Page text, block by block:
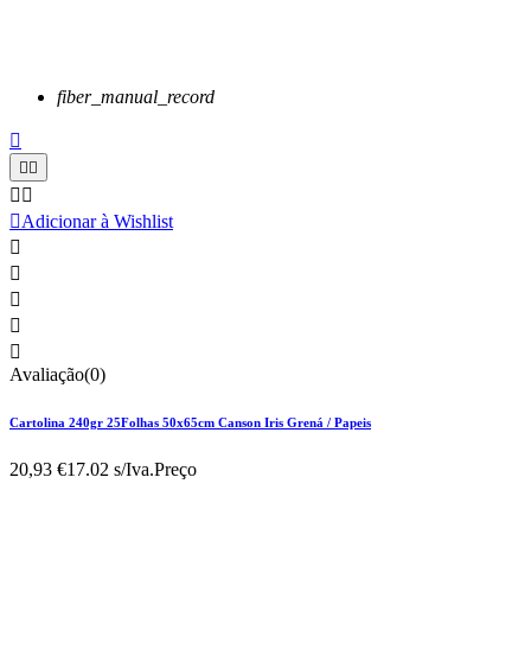
fiber_manual_record

 
 
Adicionar à Wishlist





Avaliação(0)
Cartolina 240gr 25Folhas 50x65cm Canson Iris Grená / Papeis
20,93 €17.02 s/Iva.Preço